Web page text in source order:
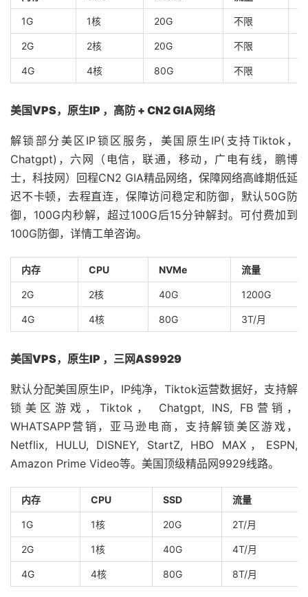
1G 1核 20G 不限
2G 2核 20G 不限
4G 4核 80G 不限
美国VPS，原生IP ， 高防 + CN2 GIA网络
解锁部分美区IP锁区服务，美国原生IP(支持Tiktok，
Chatgpt)，六网（电信，联通，移动，广电有线，鹏博
士，科技网）回程CN2 GIA精品网络，保障网络高峰期低延
迟不卡顿，去程直连，保障访问稳定和防御，默认50G防
御，100G内秒解，超过100G后15分钟解封。可付费加到
100G防御，详情工单咨询。
内存 CPU NVMe 流量
2G 2核 40G 1200G
4G 4核 80G 3T/月
美国VPS，原生IP ，三网AS9929
默认分配美国原生IP，IP纯净，Tiktok运营数据好，支持解
锁美区游戏，Tiktok， Chatgpt, INS, FB营销，
WHATSAPP营销，亚马逊电商，支持解锁美区游戏，
Netflix, HULU, DISNEY, StartZ, HBO MAX，ESPN,
Amazon Prime Video等。美国顶级精品网9929线路。
内存 CPU SSD 流量
1G 1核 20G 2T/月
2G 1核 40G 4T/月
4G 4核 80G 8T/月